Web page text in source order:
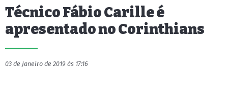
Técnico Fábio Carille é
apresentado no Corinthians
03 de Janeiro de 2019 às 17:16